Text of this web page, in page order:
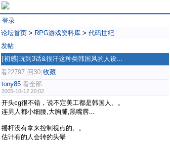
登录
论坛首页 > RPG游戏资料库 > 代码世纪
发帖
[初感]玩到3话&很汗这种类韩国风的人设...
看22797 回30 收藏
tony85 看全部
2005-10-12 20:02
开头cg很不错，说不定美工都是韩国人。。
连男人都小细腰,大胸脯,黑嘴唇...
摇杆没有拿来控制视点的。。
估计有的人会转的头晕